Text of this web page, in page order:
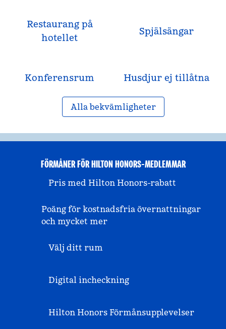
Restaurang på
hotellet
Spjälsängar
Konferensrum Husdjur ej tillåtna
Alla bekvämligheter
FÖRMÅNER FÖR HILTON HONORS-MEDLEMMAR
Pris med Hilton Honors-rabatt
Poäng för kostnadsfria övernattningar
och mycket mer
Välj ditt rum
Digital incheckning
Hilton Honors Förmånsupplevelser